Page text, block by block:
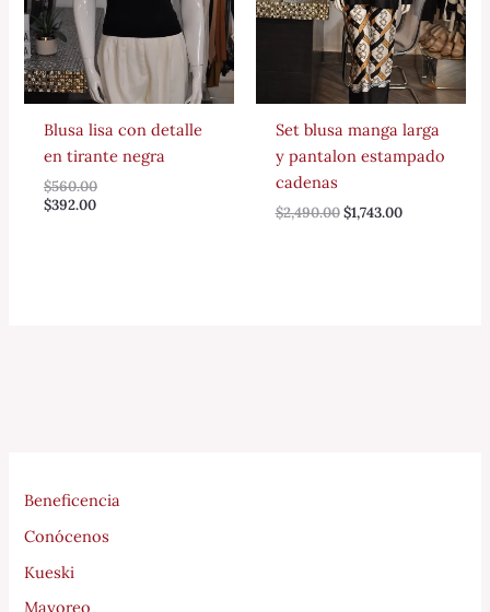
Beneficencia
Conócenos
Kueski
Mayoreo
Blusa lisa con detalle
en tirante negra
$560.00
$392.00
Set blusa manga larga
y pantalon estampado
cadenas
$2,490.00 $1,743.00